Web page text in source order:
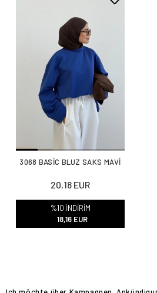
20,18 EUR
%10 İNDİRİM
18,16 EUR